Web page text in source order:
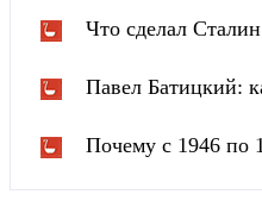
Что сделал
Павел Батицкий:
Почему с 1946 по